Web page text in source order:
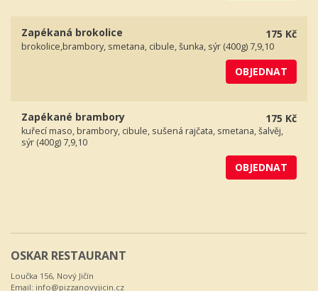
175 Kč
Zapékaná brokolice
brokolice,brambory, smetana, cibule, šunka, sýr (400g) 7,9,10
OBJEDNAT
175 Kč
Zapékané brambory
kuřecí maso, brambory, cibule, sušená rajčata, smetana, šalvěj,
sýr (400g) 7,9,10
OBJEDNAT
OSKAR RESTAURANT
Loučka 156, Nový Jičín
Email: info@pizzanovyjicin.cz